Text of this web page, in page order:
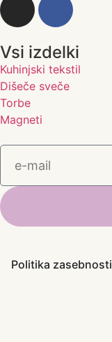
Vsi izdelki
Kuhinjski tekstil
Dišeče sveče
Torbe
Magneti
Politika zasebnosti